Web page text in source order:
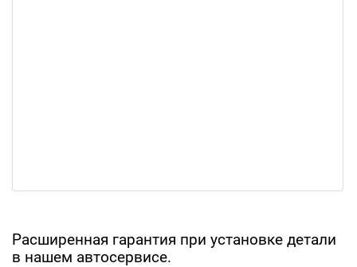
Расширенная гарантия при установке детали
в нашем автосервисе.